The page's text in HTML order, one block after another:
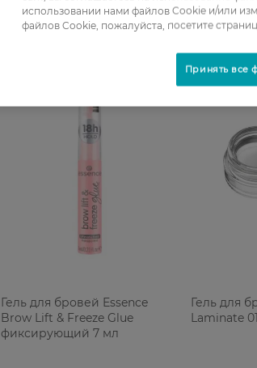
Гель для бровей Essence
Brow Lift & Freeze Glue
фиксирующий 7 мл
Гель для
Laminate
использовании нами файлов Cookie и/или
файлов Cookie, пожалуйста, посетите
Принять все